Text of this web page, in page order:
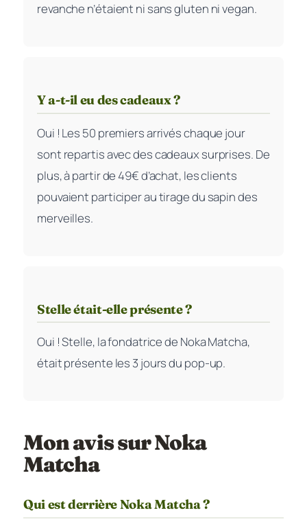
revanche n’étaient ni sans gluten ni vegan.
Y a-t-il eu des cadeaux ?
Oui ! Les 50 premiers arrivés chaque jour
sont repartis avec des cadeaux surprises. De
plus, à partir de 49€ d’achat, les clients
pouvaient participer au tirage du sapin des
merveilles.
Stelle était-elle présente ?
Oui ! Stelle, la fondatrice de Noka Matcha,
était présente les 3 jours du pop-up.
Mon avis sur Noka
Matcha
Qui est derrière Noka Matcha ?